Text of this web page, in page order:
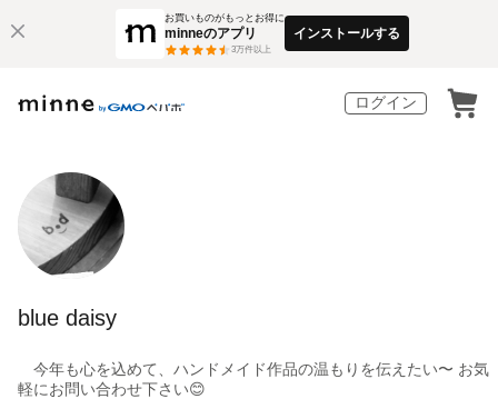
お買いものがもっとお得に
minneのアプリ
3万件以上
インストールする
ログイン
blue daisy
今年も心を込めて、ハンドメイド作品の温もりを伝えたい〜 お気
軽にお問い合わせ下さい😊